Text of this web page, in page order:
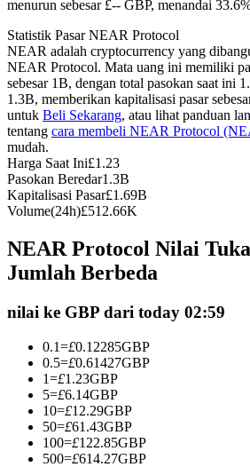
Kontrak berjangka menggunakan
Copy Trading
Bergabunglah dengan pedagang top
Menjadi Pedagang Salinan
Nikmati pembagian keuntungan dan
menurun sebesar £-- GBP, menandai
Statistik Pasar NEAR Protocol
NEAR adalah cryptocurrency yang
NEAR Protocol. Mata uang ini memiliki
sebesar 1B, dengan total pasokan saat ini
1.3B, memberikan kapitalisasi pasar
untuk Beli Sekarang, atau lihat panduan
tentang cara membeli NEAR Protocol
mudah.
Harga Saat Ini£1.23
Pasokan Beredar1.3B
Kapitalisasi Pasar£1.69B
Volume(24h)£512.66K
NEAR Protocol Nilai
Jumlah Berbeda
nilai ke GBP dari today 02:59
0.1=£0.12285GBP
0.5=£0.61427GBP
1=£1.23GBP
5=£6.14GBP
10=£12.29GBP
50=£61.43GBP
100=£122.85GBP
500=£614.27GBP